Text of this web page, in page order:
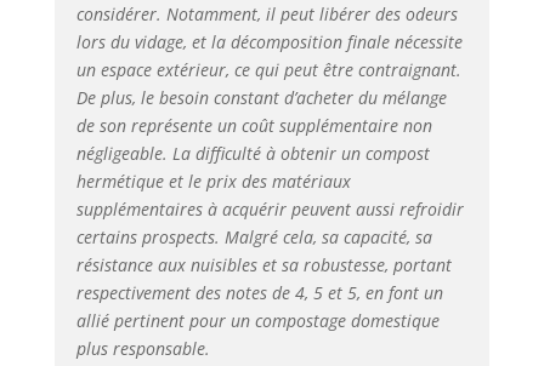
considérer. Notamment, il peut libérer des odeurs
lors du vidage, et la décomposition finale nécessite
un espace extérieur, ce qui peut être contraignant.
De plus, le besoin constant d’acheter du mélange
de son représente un coût supplémentaire non
négligeable. La difficulté à obtenir un compost
hermétique et le prix des matériaux
supplémentaires à acquérir peuvent aussi refroidir
certains prospects. Malgré cela, sa capacité, sa
résistance aux nuisibles et sa robustesse, portant
respectivement des notes de 4, 5 et 5, en font un
allié pertinent pour un compostage domestique
plus responsable.